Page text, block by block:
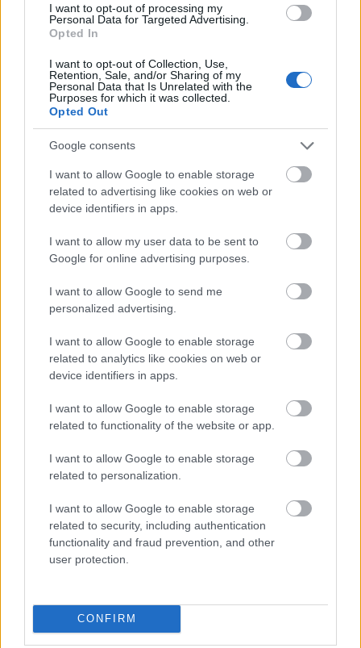
I want to opt-out of processing my
Personal Data for Targeted Advertising.
Opted In
I want to opt-out of Collection, Use,
Retention, Sale, and/or Sharing of my
Personal Data that Is Unrelated with the
Purposes for which it was collected.
Opted Out
Google consents
I want to allow Google to enable storage
related to advertising like cookies on web or
device identifiers in apps.
I want to allow my user data to be sent to
Google for online advertising purposes.
I want to allow Google to send me
personalized advertising.
I want to allow Google to enable storage
related to analytics like cookies on web or
device identifiers in apps.
I want to allow Google to enable storage
related to functionality of the website or app.
I want to allow Google to enable storage
related to personalization.
I want to allow Google to enable storage
related to security, including authentication
functionality and fraud prevention, and other
user protection.
CONFIRM
cuádriceps. Aunque, en un principio, se pensó que el lateral
podía sufrir una lesión muscular, las pruebas médicas no
acumula una gran fatiga, por lo que podría descansar en el
próximo encuentro en busca de una mejor recuperación.
jugadores confiará?
El Elche por fin ha encontrado
entrenador para sustituir a Fran
Escribá. Francisco Rodríguez
franjiverde hasta final de
temporada. ¿Qué sistema
jugadores pueden verse
favorecidos por su llegada? Lo
La contractura de Aitor Ruibal
Pellegrini destacó la grandísima actuación de Aitor Ruibal,
de Juanmi, que anotó tres tantos. Sin embargo, Ruibal tuvo
que pedir el cambio por molestias físicas.
El jugador verdiblanco sufre una contractura en el gemelo.
Nada grave pero que le obligará a reducir el ritmo de trabajo
y a perderse las próximas sesiones. Es duda para el
siguiendo partido y su disponibilidad la marcará su
Giménez, con molestias